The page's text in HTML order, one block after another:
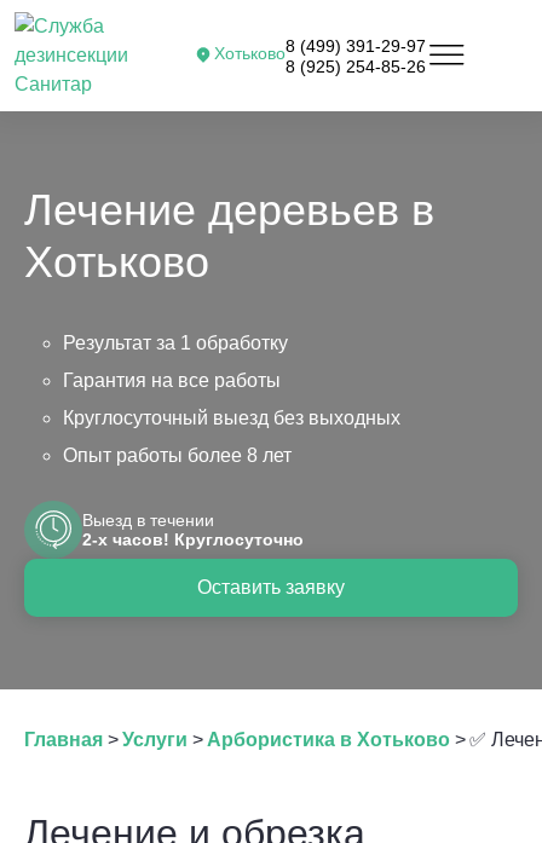
Хотьково8 (499) 391-29-97
8 (925) 254-85-26
Лечение деревьев в
Хотьково
Результат за 1 обработку
Гарантия на все работы
Круглосуточный выезд без выходных
Опыт работы более 8 лет
Оставить заявку
Выезд в течении
2-х часов! Круглосуточно
Главная >Услуги > Арбористика в Хотьково >✅
Лечение и обрезка